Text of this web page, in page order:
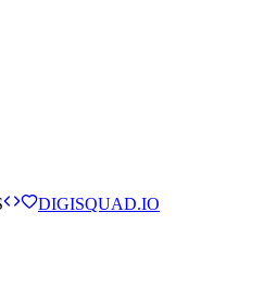
DIGISQUAD.IO